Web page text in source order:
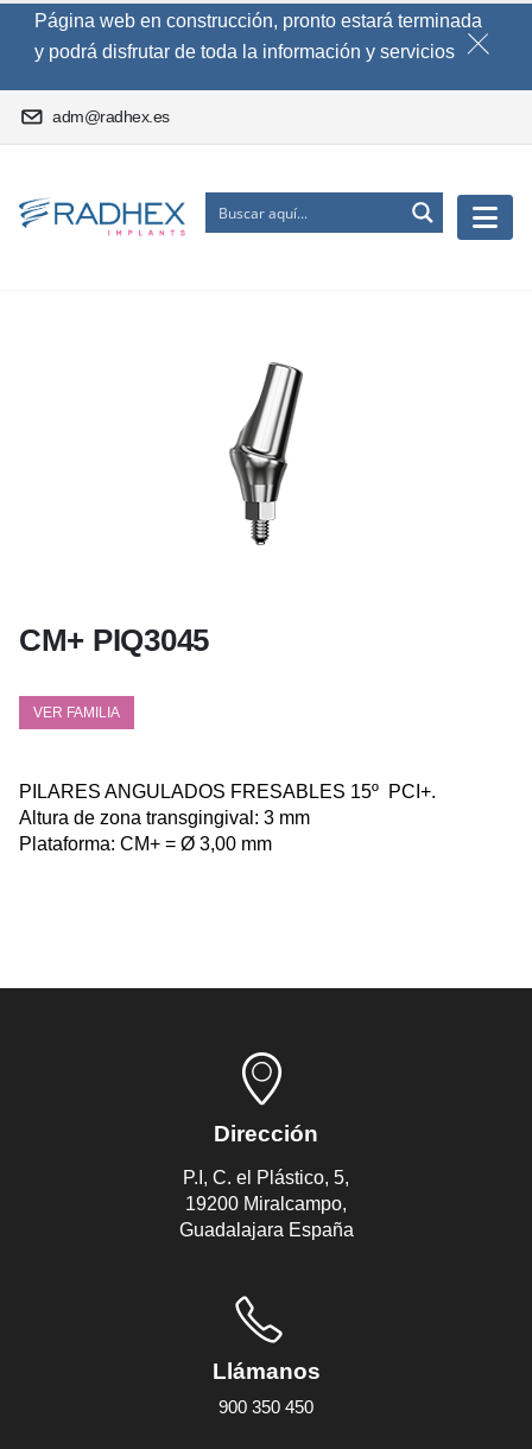
Página web en construcción, pronto estará terminada
y podrá disfrutar de toda la información y servicios
adm@radhex.es
CM+ PIQ3045
VER FAMILIA
PILARES ANGULADOS FRESABLES 15º PCI+.
Altura de zona transgingival: 3 mm
Plataforma: CM+ = Ø 3,00 mm
Dirección
P.I, C. el Plástico, 5,
19200 Miralcampo,
Guadalajara España
Llámanos
900 350 450